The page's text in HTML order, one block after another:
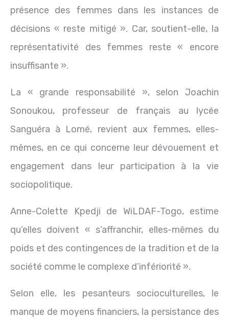
présence des femmes dans les instances de
décisions « reste mitigé ». Car, soutient-elle, la
représentativité des femmes reste « encore
insuffisante ».
La « grande responsabilité », selon Joachin
Sonoukou, professeur de français au lycée
Sanguéra à Lomé, revient aux femmes, elles-
mêmes, en ce qui concerne leur dévouement et
engagement dans leur participation à la vie
sociopolitique.
Anne-Colette Kpedji de WiLDAF-Togo, estime
qu’elles doivent « s’affranchir, elles-mêmes du
poids et des contingences de la tradition et de la
société comme le complexe d’infériorité ».
Selon elle, les pesanteurs socioculturelles, le
manque de moyens financiers, la persistance des